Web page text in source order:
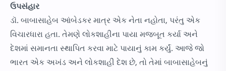
ઉપસંહાર
ડૉ. બાબાસાહેબ આંબેડકર માત્ર એક નેતા નહોતા, પરંતુ એક
વિચારધારા હતા. તેમણે લોકશાહીના પાયા મજબૂત કર્યા અને
દેશમાં સમાનતા સ્થાપિત કરવા માટે પાયાનું કામ કર્યું. આજે જો
ભારત એક અખંડ અને લોકશાહી દેશ છે, તો તેમાં બાબાસાહેબનું